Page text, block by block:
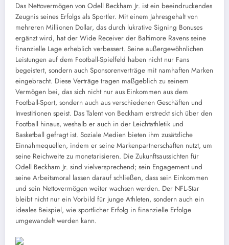
Das Nettovermögen von Odell Beckham Jr. ist ein beeindruckendes
Zeugnis seines Erfolgs als Sportler. Mit einem Jahresgehalt von
mehreren Millionen Dollar, das durch lukrative Signing Bonuses
ergänzt wird, hat der Wide Receiver der Baltimore Ravens seine
finanzielle Lage erheblich verbessert. Seine außergewöhnlichen
Leistungen auf dem Football-Spielfeld haben nicht nur Fans
begeistert, sondern auch Sponsorenverträge mit namhaften Marken
eingebracht. Diese Verträge tragen maßgeblich zu seinem
Vermögen bei, das sich nicht nur aus Einkommen aus dem
Football-Sport, sondern auch aus verschiedenen Geschäften und
Investitionen speist. Das Talent von Beckham erstreckt sich über den
Football hinaus, weshalb er auch in der Leichtathletik und
Basketball gefragt ist. Soziale Medien bieten ihm zusätzliche
Einnahmequellen, indem er seine Markenpartnerschaften nutzt, um
seine Reichweite zu monetarisieren. Die Zukunftsaussichten für
Odell Beckham Jr. sind vielversprechend; sein Engagement und
seine Arbeitsmoral lassen darauf schließen, dass sein Einkommen
und sein Nettovermögen weiter wachsen werden. Der NFL-Star
bleibt nicht nur ein Vorbild für junge Athleten, sondern auch ein
ideales Beispiel, wie sportlicher Erfolg in finanzielle Erfolge
umgewandelt werden kann.